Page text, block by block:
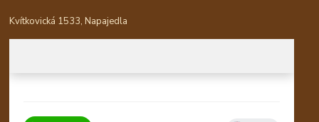
Kvítkovická 1533, Napajedla